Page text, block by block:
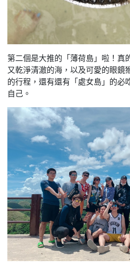
第二個是大推的「薄荷島」啦！真
又乾淨清澈的海，以及可愛的眼鏡
的行程，還有還有「處女島」的必
自己。